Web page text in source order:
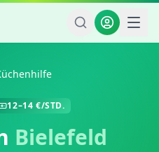
12–14 €/STD.
Bielefeld